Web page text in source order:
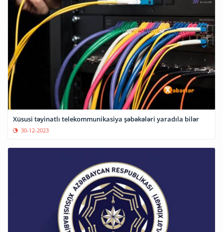
Xüsusi təyinatlı telekommunikasiya şəbəkələri yaradıla bilər
30-12-2023